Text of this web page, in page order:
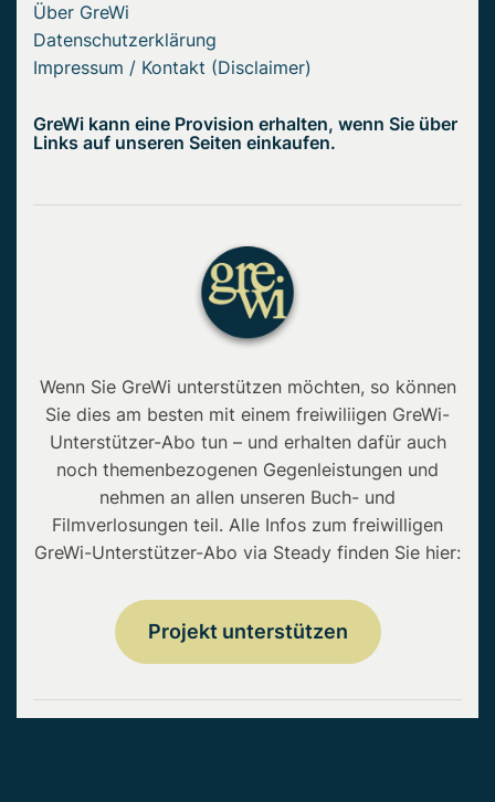
Über GreWi
Datenschutzerklärung
Impressum / Kontakt (Disclaimer)
GreWi kann eine Provision erhalten, wenn Sie über
Links auf unseren Seiten einkaufen.
Wenn Sie GreWi unterstützen möchten, so können
Sie dies am besten mit einem freiwiliigen GreWi-
Unterstützer-Abo tun – und erhalten dafür auch
noch themenbezogenen Gegenleistungen und
nehmen an allen unseren Buch- und
Filmverlosungen teil. Alle Infos zum freiwilligen
GreWi-Unterstützer-Abo via Steady finden Sie hier:
Projekt unterstützen